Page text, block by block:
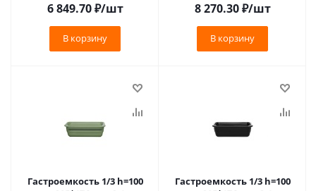
6 849.70₽/шт
В корзину
8 270.30₽/шт
В корзину
Гастроемкость 1/3 h=100
Гастроемкость 1/3 h=100